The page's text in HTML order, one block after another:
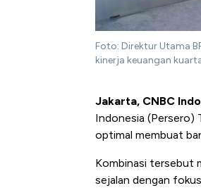
Foto: Direktur Utama
kinerja keuangan
Jakarta, CNBC
Indonesia (Persero)
optimal membuat
Kombinasi tersebut
sejalan dengan